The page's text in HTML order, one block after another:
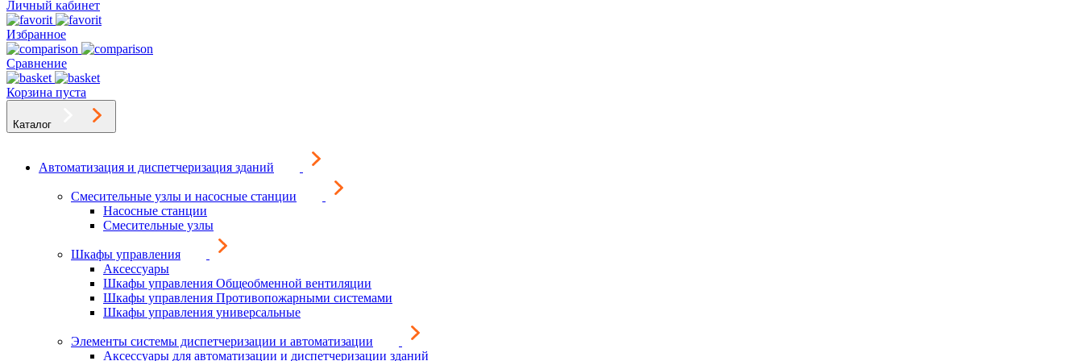
Личный кабинет
Избранное
Сравнение
Корзина пуста
Каталог
Автоматизация и диспетчеризация зданий
Смесительные узлы и насосные станции
Насосные станции
Смесительные узлы
Шкафы управления
Аксессуары
Шкафы управления Общеобменной вентиляции
Шкафы управления Противопожарными системами
Шкафы управления универсальные
Элементы системы диспетчеризации и автоматизации
Аксессуары для автоматизации и диспетчеризации зданий